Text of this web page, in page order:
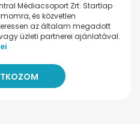
Médiacsoport Zrt. Startlap
és közvetlen
az általam megadott
üzleti partnerei ajánlatával.